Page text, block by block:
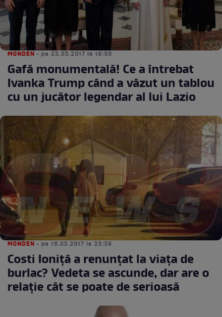
MONDEN • pe 25.05.2017 la 19:30
Gafă monumentală! Ce a întrebat
Ivanka Trump când a văzut un tablou
cu un jucător legendar al lui Lazio
MONDEN • pe 16.05.2017 la 23:59
Costi Ioniță a renunțat la viața de
burlac? Vedeta se ascunde, dar are o
relație cât se poate de serioasă